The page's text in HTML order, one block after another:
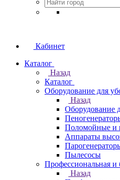
Кабинет
Каталог
Назад
Каталог
Оборудование для
Назад
Оборудование
Поломойные и
Аппараты
Пылесосы
Профессиональная и
Назад